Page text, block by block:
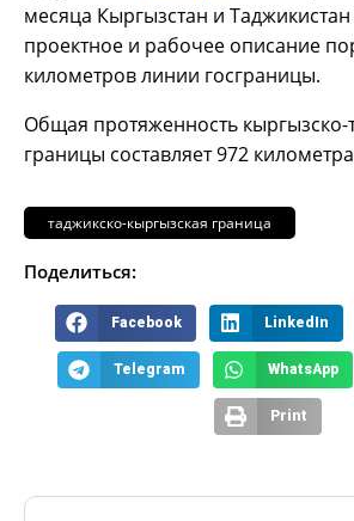
месяца Кыргызстан и Таджикистан
проектное и рабочее описание
километров линии госграницы.
Общая протяженность кыргызско-
границы составляет 972
таджикско-кыргызская граница
Поделиться:
Facebook LinkedIn
Telegram WhatsApp
Print